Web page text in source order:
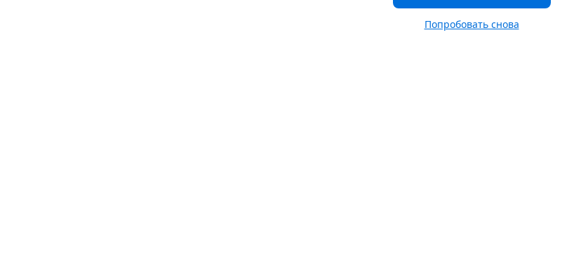
Попробовать снова